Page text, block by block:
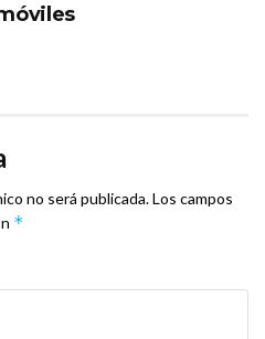
no será publicada.Los campos
*